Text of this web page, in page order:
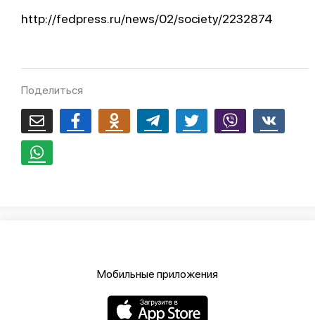
http://fedpress.ru/news/02/society/2232874
Поделиться
Мобильные приложения